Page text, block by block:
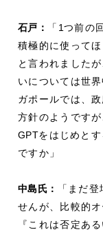
石戸： 「 1つ前の
積極的に使って
と言われました
いについては世
ガポールでは、
方針のようです
GPTをはじめと
ですか」
中島氏：
「まだ
せんが、比較的
『これは否定あ